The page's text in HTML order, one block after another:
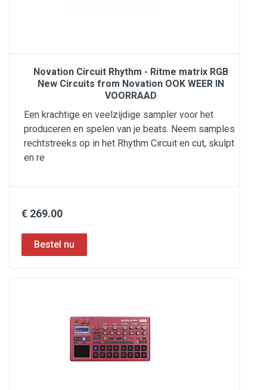
Novation Circuit Rhythm - Ritme matrix RGB
New Circuits from Novation OOK WEER IN
VOORRAAD
Een krachtige en veelzijdige sampler voor het
produceren en spelen van je beats. Neem samples
rechtstreeks op in het Rhythm Circuit en cut, skulpt
en re
€ 269.00